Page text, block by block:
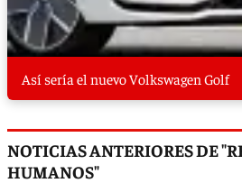
Así sería el nuevo Volkswagen Golf
NOTICIAS ANTERIORES DE
HUMANOS"